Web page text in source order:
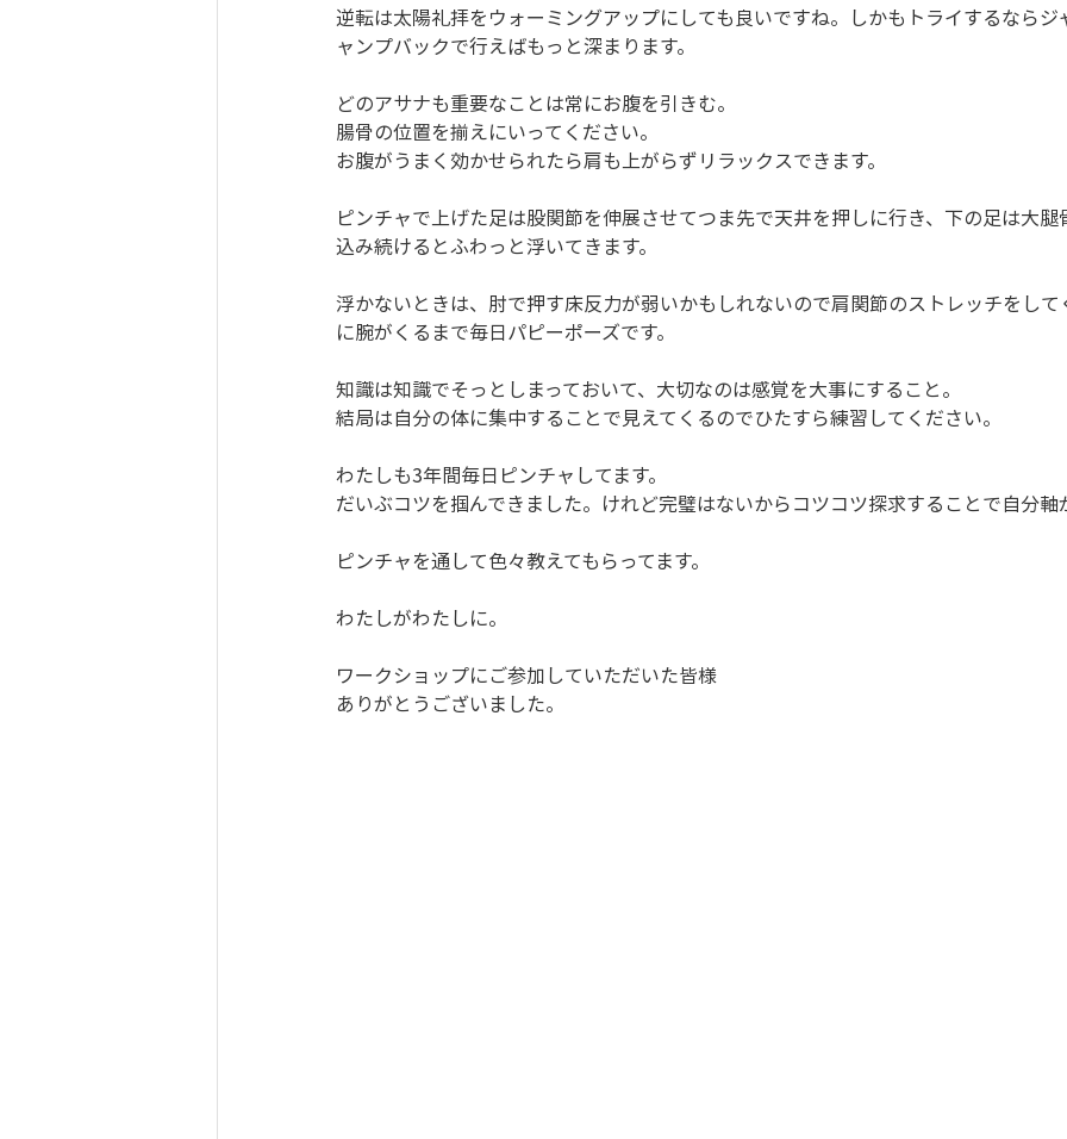
逆転は太陽礼拝をウォーミングアップにしても良いですね。しかもトライするならジ
ャンプバックで行えばもっと深まります。
どのアサナも重要なことは常にお腹を引きむ。
腸骨の位置を揃えにいってください。
お腹がうまく効かせられたら肩も上がらずリラックスできます。
ピンチャで上げた足は股関節を伸展させてつま先で天井を押しに行き、下の足は大腿
込み続けるとふわっと浮いてきます。
浮かないときは、肘で押す床反力が弱いかもしれないので肩関節のストレッチをし
に腕がくるまで毎日パピーポーズです。
知識は知識でそっとしまっておいて、大切なのは感覚を大事にすること。
結局は自分の体に集中することで見えてくるのでひたすら練習してください。
わたしも3年間毎日ピンチャしてます。
だいぶコツを掴んできました。けれど完璧はないからコツコツ探求することで自分軸
ピンチャを通して色々教えてもらってます。
わたしがわたしに。
ワークショップにご参加していただいた皆様
ありがとうございました。